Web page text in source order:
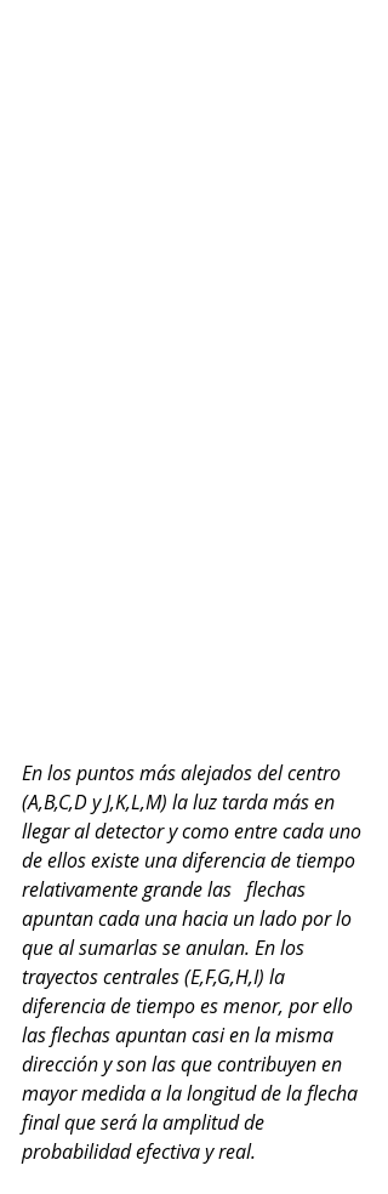
En los puntos más alejados del centro
(A,B,C,D y J,K,L,M) la luz tarda más en
llegar al detector y como entre cada uno
de ellos existe una diferencia de tiempo
relativamente grande las   flechas
apuntan cada una hacia un lado por lo
que al sumarlas se anulan. En los
trayectos centrales (E,F,G,H,I) la
diferencia de tiempo es menor, por ello
las flechas apuntan casi en la misma
dirección y son las que contribuyen en
mayor medida a la longitud de la flecha
final que será la amplitud de
probabilidad efectiva y real.